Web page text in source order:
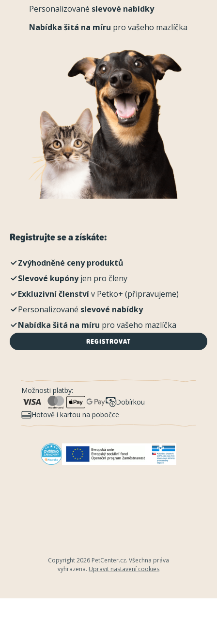
Personalizované slevové nabídky
Nabídka šitá na míru pro vašeho mazlíčka
Registrujte se a získáte:
Zvýhodněné ceny produktů
Slevové kupónyjen pro členy
Exkluzivní členstvív Petko+ (připravujeme)
Personalizované slevové nabídky
Nabídka šitá na míru pro vašeho mazlíčka
REGISTROVAT
Možnosti platby:
Dobírkou
Hotově i kartou na pobočce
Copyright 2026 PetCenter.cz. Všechna práva
vyhrazena. Upravit nastavení cookies